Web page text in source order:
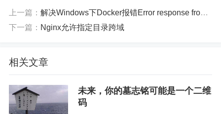
上一篇： 解决Windows下Docker报错Error response from daemon: i/o timeout
下一篇： Nginx允许指定目录跨域
相关文章
未来，你的墓志铭可能是一个二维
码